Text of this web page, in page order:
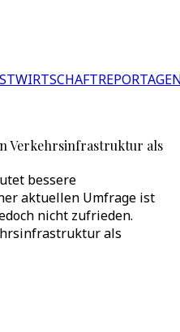
WIRTSCHAFT
Verkehrsinfrastruktur als
bessere
aktuellen Umfrage ist
nicht zufrieden.
als